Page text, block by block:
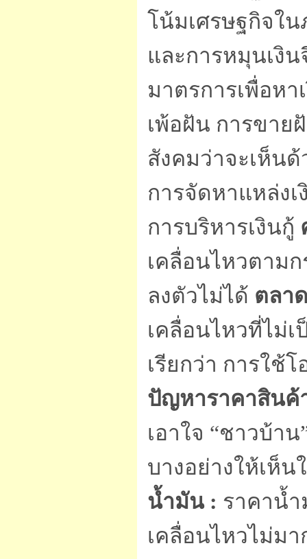
โน้มเศรษฐกิจใ
และการหมุนเงิ
มาตรการเพื่อหา
เพ้อฝัน การขาย
สังคมว่าจะเห็น
การจัดหาแหล่ง
การบริหารเงินกู้
เคลื่อนไหวตาม
ลงตัวไม่ได้ ตลา
เคลื่อนไหวที่ไม่
เรียกว่า การใช้
ปัญหาราคาสินค้
เอาใจ “ชาวบ้า
บางอย่างให้เห็
น้ำมัน : ราคาน้
เคลื่อนไหวไม่ม